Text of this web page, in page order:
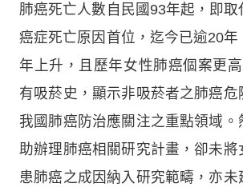
肺癌死亡人數自民國93年起，即取
癌症死亡原因首位，迄今已逾20年
年上升，且歷年女性肺癌個案更
有吸菸史，顯示非吸菸者之肺癌危
我國肺癌防治應關注之重點領域。
助辦理肺癌相關研究計畫，卻未將
患肺癌之成因納入研究範疇，亦未